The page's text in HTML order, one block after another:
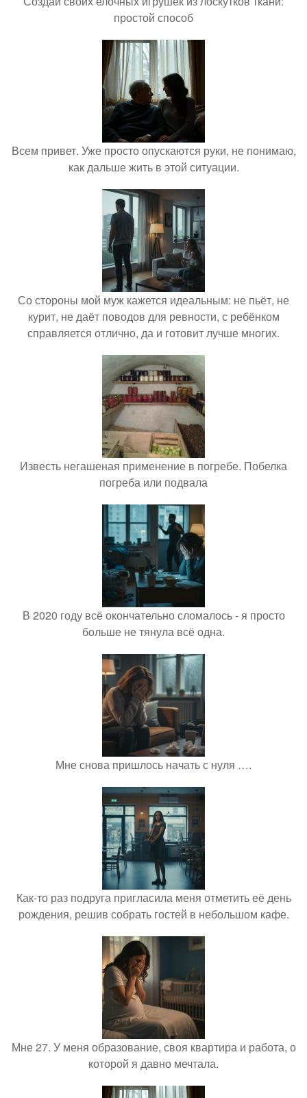
простой способ
Всем привет. Уже просто опускаются руки, не понимаю,
как дальше жить в этой ситуации.
Со стороны мой муж кажется идеальным: не пьёт, не
курит, не даёт поводов для ревности, с ребёнком
справляется отлично, да и готовит лучше многих.
Известь негашеная применение в погребе. Побелка
погреба или подвала
В 2020 году всё окончательно сломалось - я просто
больше не тянула всё одна.
Мне снова пришлось начать с нуля ….
Как-то раз подруга пригласила меня отметить её день
рождения, решив собрать гостей в небольшом кафе.
Мне 27. У меня образование, своя квартира и работа, о
которой я давно мечтала.